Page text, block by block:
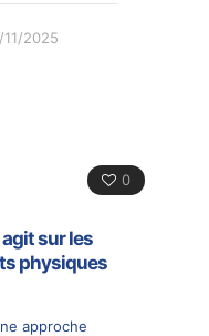
11/2025
0
sur les
physiques
approche